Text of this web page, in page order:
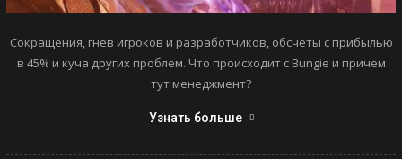
Сокращения, гнев игроков и разработчиков, обсчеты с прибылью
в 45% и куча других проблем. Что происходит с Bungie и причем
тут менеджмент?
Узнать больше